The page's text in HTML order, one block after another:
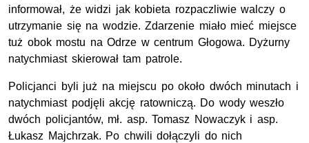
informował, że widzi jak kobieta rozpaczliwie walczy o
utrzymanie się na wodzie. Zdarzenie miało mieć miejsce
tuż obok mostu na Odrze w centrum Głogowa. Dyżurny
natychmiast skierował tam patrole.
Policjanci byli już na miejscu po około dwóch minutach i
natychmiast podjęli akcję ratowniczą. Do wody weszło
dwóch policjantów, mł. asp. Tomasz Nowaczyk i asp.
Łukasz Majchrzak. Po chwili dołączyli do nich